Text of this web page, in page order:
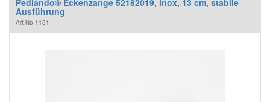
Pediando® Eckenzange 52182019, inox, 13 cm, stabile
Ausführung
Art-No 1151